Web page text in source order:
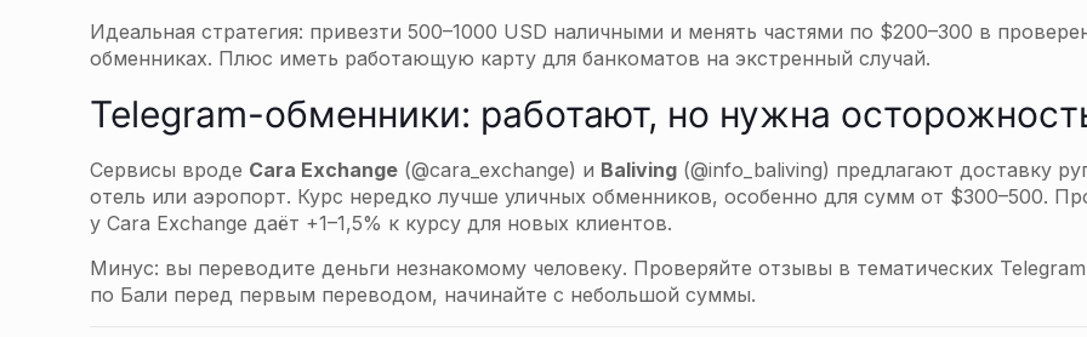
Идеальная стратегия: привезти 500–1000 USD наличными и менять частями по $200–300 в
обменниках. Плюс иметь работающую карту для банкоматов на экстренный случай.
Telegram-обменники: работают, но нужна
Сервисы вроде Cara Exchange (@cara_exchange) и Baliving (@info_baliving) предлагают доставку
отель или аэропорт. Курс нередко лучше уличных обменников, особенно для сумм от $300–500.
у Cara Exchange даёт +1–1,5% к курсу для новых клиентов.
Минус: вы переводите деньги незнакомому человеку. Проверяйте отзывы в тематических
по Бали перед первым переводом, начинайте с небольшой суммы.